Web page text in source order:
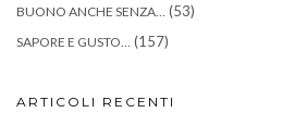
BUONO ANCHE SENZA… (53)
SAPORE E GUSTO… (157)
ARTICOLI RECENTI